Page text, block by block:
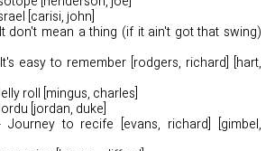
[carisi, john]
It don't mean a thing (if it ain't got that swing)
It's easy to remember [rodgers, richard] [hart,
roll [mingus, charles]
[jordan, duke]
- Journey to recife [evans, richard] [gimbel,